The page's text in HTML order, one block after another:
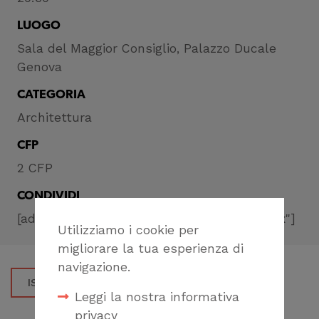
Utilizziamo i cookie per
migliorare la tua esperienza di
navigazione.
Leggi la nostra informativa
privacy
LUOGO
Sala del Maggior Consiglio, Palazzo Ducale
Genova
CATEGORIA
Architettura
CFP
2 CFP
CONDIVIDI
[addthis tool="addthis_inline_share_toolbox"]
ISCRIVITI